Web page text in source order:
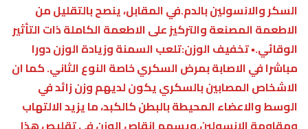
السكر والانسولين بالدم.في المقابل، ينصح بالتقليل من
الاطعمة المصنعة والتركيز على الاطعمة الكاملة ذات التأثير
الوقائي.• تخفيف الوزن:تلعب السمنة وزيادة الوزن دورا
مباشرا في الاصابة بمرض السكري خاصة النوع الثاني. كما ان
الاشخاص المصابين بالسكري يكون لديهم وزن زائد في
الوسط والاعضاء المحيطة بالبطن كالكبد، ما يزيد الالتهاب